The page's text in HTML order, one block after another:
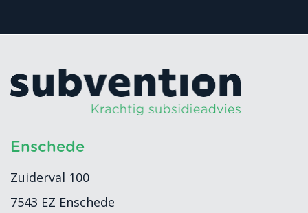
Enschede
Zuiderval 100
7543 EZ Enschede